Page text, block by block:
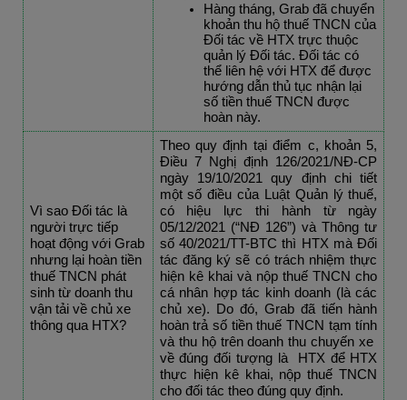
Hàng tháng, Grab đã chuyển
khoản thu hộ thuế TNCN của
Đối tác về HTX trực thuộc
quản lý Đối tác. Đối tác có
thể liên hệ với HTX để được
hướng dẫn thủ tục nhận lại
số tiền thuế TNCN được
hoàn này.
Vì sao Đối tác là
người trực tiếp
hoạt động với Grab
nhưng lại hoàn tiền
thuế TNCN phát
sinh từ doanh thu
vận tải về chủ xe
thông qua HTX?
Theo quy định tại điểm c, khoản 5,
Điều 7 Nghị định 126/2021/NĐ-CP
ngày 19/10/2021 quy định chi tiết
một số điều của Luật Quản lý thuế,
có hiệu lực thi hành từ ngày
05/12/2021 (“NĐ 126”) và Thông tư
số 40/2021/TT-BTC thì HTX mà Đối
tác đăng ký sẽ có trách nhiệm thực
hiện kê khai và nộp thuế TNCN cho
cá nhân hợp tác kinh doanh (là các
chủ xe). Do đó, Grab đã tiến hành
hoàn trả số tiền thuế TNCN tạm tính
và thu hộ trên doanh thu chuyến xe
về đúng đối tượng là  HTX để HTX
thực hiện kê khai, nộp thuế TNCN
cho đối tác theo đúng quy định.